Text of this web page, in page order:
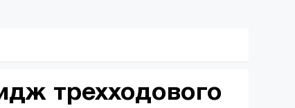
трехходового